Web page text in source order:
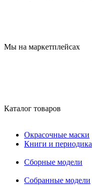
Мы на маркетплейсах
Каталог товаров
Окрасочные маски
Книги и периодика
Сборные модели
Собранные модели